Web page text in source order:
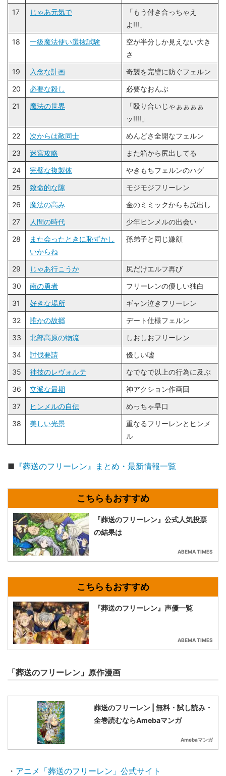
17
じゃあ元気で
「もう付き合っちゃえ
よ!!!」
18
一級魔法使い選抜試験
空が半分しか見えない大き
さ
19
入念な計画
奇襲を完璧に防ぐフェルン
20
必要な殺し
必要なおんぶ
21
魔法の世界
「殴り合いじゃぁぁぁぁ
ッ!!!!」
22
次からは敵同士
めんどさ全開なフェルン
23
迷宮攻略
また箱から尻出してる
24
完璧な複製体
やきもちフェルンのハグ
25
致命的な隙
モジモジフリーレン
26
魔法の高み
金のミミックからも尻出し
27
人間の時代
少年ヒンメルの出会い
28
また会ったときに恥ずかし
いからね
孫弟子と同じ嫌顔
29 じゃあ行こうか
尻だけエルフ再び
30
南の勇者
フリーレンの優しい独白
31
好きな場所
ギャン泣きフリーレン
32
誰かの故郷
デート仕様フェルン
33
北部高原の物流
しおしおフリーレン
34
討伐要請
優しい嘘
35
神技のレヴォルテ
なでなで以上の行為に及ぶ
36
立派な最期
神アクション作画回
37
ヒンメルの自伝
めっちゃ早口
38
美しい光景
重なるフリーレンとヒンメ
ル
■ 『葬送のフリーレン』まとめ・最新情報一覧
『葬送のフリーレン』公式人気投票
の結果は
ABEMA TIMES
『葬送のフリーレン』声優一覧
ABEMA TIMES
「葬送のフリーレン」原作漫画
葬送のフリーレン | 無料・試し読み・
全巻読むならAmebaマンガ
Amebaマンガ
・ アニメ「葬送のフリーレン」公式サイト